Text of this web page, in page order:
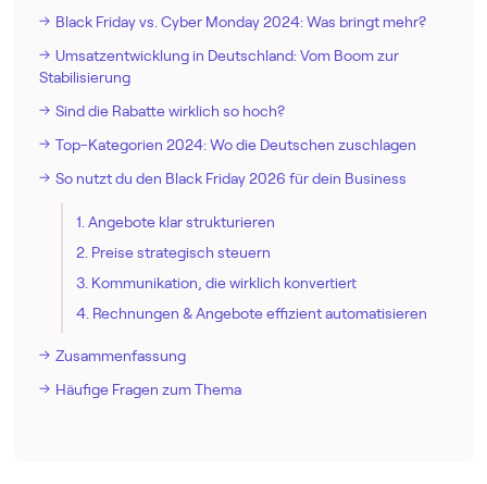
Black Friday vs. Cyber Monday 2024: Was bringt mehr?
Umsatzentwicklung in Deutschland: Vom Boom zur
Stabilisierung
Sind die Rabatte wirklich so hoch?
Top-Kategorien 2024: Wo die Deutschen zuschlagen
So nutzt du den Black Friday 2026 für dein Business
1. Angebote klar strukturieren
2. Preise strategisch steuern
3. Kommunikation, die wirklich konvertiert
4. Rechnungen & Angebote effizient automatisieren
Zusammenfassung
Häufige Fragen zum Thema